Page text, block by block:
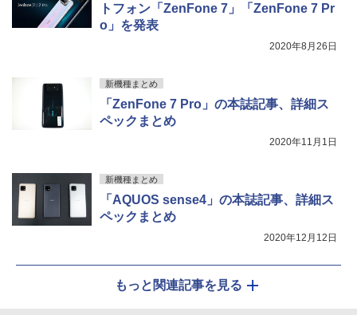
トフォン「ZenFone 7」「ZenFone 7 Pr
o」を発表
2020年8月26日
新機種まとめ
「ZenFone 7 Pro」の本誌記事、詳細ス
ペックまとめ
2020年11月1日
新機種まとめ
「AQUOS sense4」の本誌記事、詳細ス
ペックまとめ
2020年12月12日
もっと関連記事を見る